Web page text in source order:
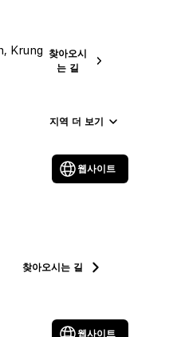
Krung 찾아오시
는 길
지역 더 보기
웹사이트
찾아오시는 길
웹사이트